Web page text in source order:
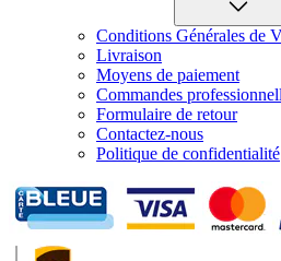
Conditions Générales de
Livraison
Moyens de paiement
Commandes
Formulaire de retour
Contactez-nous
Politique de confidentialité